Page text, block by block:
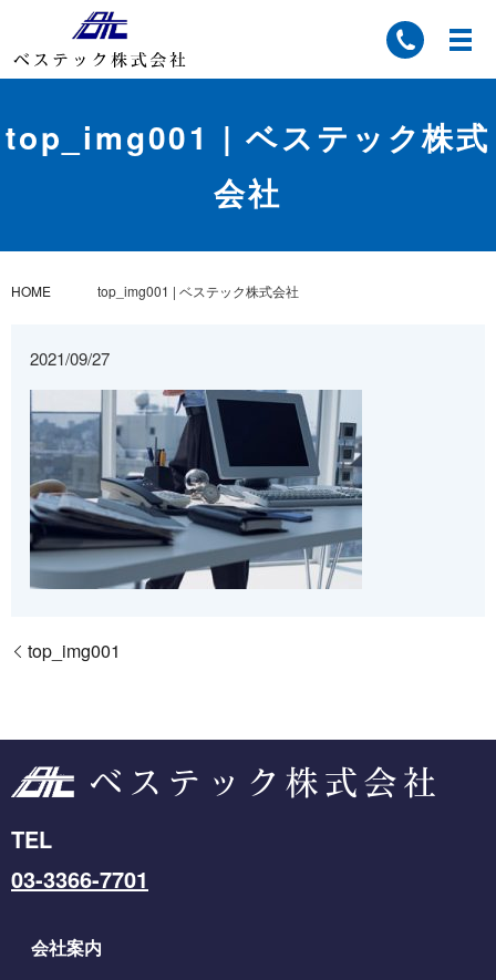
top_img001 | ベステック株式
会社
HOME top_img001 | ベステック株式会社
2021/09/27
top_img001
TEL
03-3366-7701
会社案内